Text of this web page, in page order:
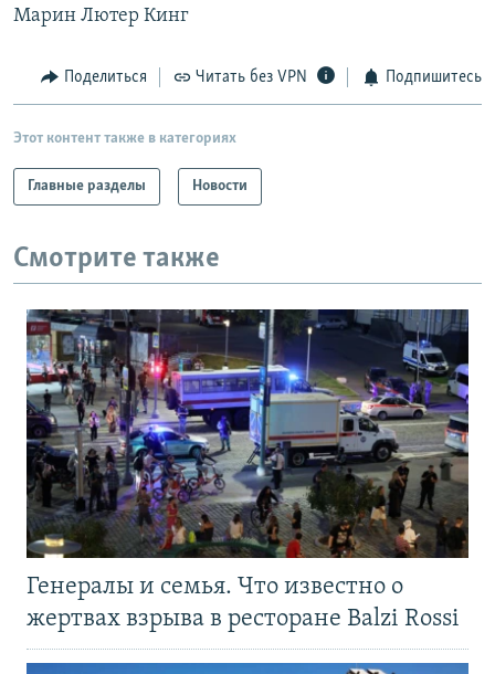
Марин Лютер Кинг
Поделиться Читать без VPN Подпишитесь
Этот контент также в категориях
Главные разделы Новости
Смотрите также
Генералы и семья. Что известно о
жертвах взрыва в ресторане Balzi Rossi